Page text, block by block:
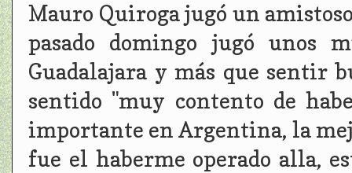
Mauro Quiroga jugó un
pasado domingo jugó unos
Guadalajara y más que sentir
sentido "muy contento de
importante en Argentina, la
fue el haberme operado alla,